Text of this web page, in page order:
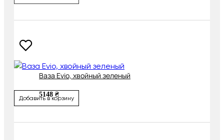
Ваза Evio, хвойный зеленый
5148 ₴
Добавить в корзину